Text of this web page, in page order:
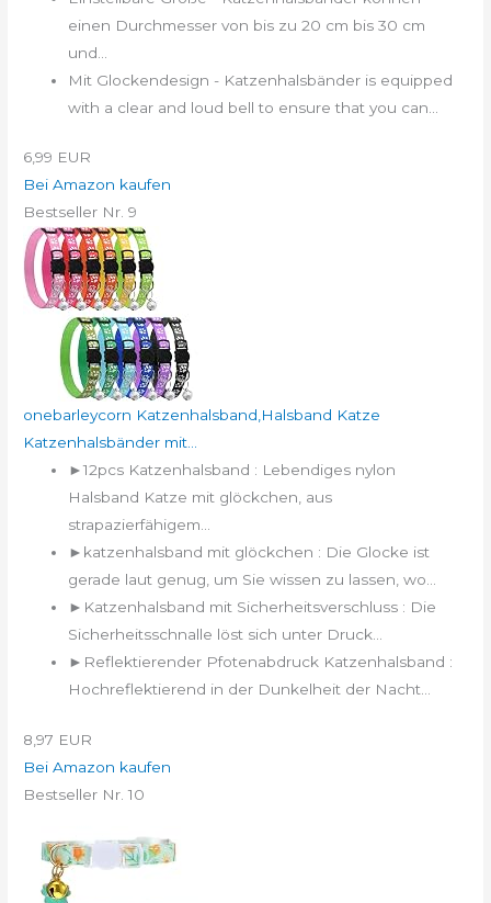
einen Durchmesser von bis zu 20 cm bis 30 cm
und...
Mit Glockendesign - Katzenhalsbänder is equipped
with a clear and loud bell to ensure that you can...
6,99 EUR
Bei Amazon kaufen
Bestseller Nr. 9
onebarleycorn Katzenhalsband,Halsband Katze
Katzenhalsbänder mit...
►12pcs Katzenhalsband : Lebendiges nylon
Halsband Katze mit glöckchen, aus
strapazierfähigem...
►katzenhalsband mit glöckchen : Die Glocke ist
gerade laut genug, um Sie wissen zu lassen, wo...
►Katzenhalsband mit Sicherheitsverschluss : Die
Sicherheitsschnalle löst sich unter Druck...
►Reflektierender Pfotenabdruck Katzenhalsband :
Hochreflektierend in der Dunkelheit der Nacht...
8,97 EUR
Bei Amazon kaufen
Bestseller Nr. 10